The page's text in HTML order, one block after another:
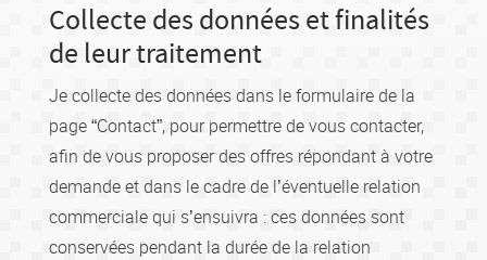
Collecte des données et finalités
de leur traitement
Je collecte des données dans le formulaire de la
page “Contact”, pour permettre de vous contacter,
afin de vous proposer des offres répondant à votre
demande et dans le cadre de l’éventuelle relation
commerciale qui s’ensuivra : ces données sont
conservées pendant la durée de la relation